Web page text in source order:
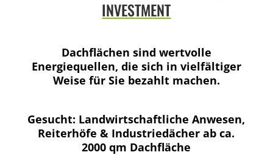
INVESTMENT
Dachflächen sind wertvolle
Energiequellen, die sich in vielfältiger
Weise für Sie bezahlt machen.
Gesucht: Landwirtschaftliche Anwesen,
Reiterhöfe & Industriedächer ab ca.
2000 qm Dachfläche